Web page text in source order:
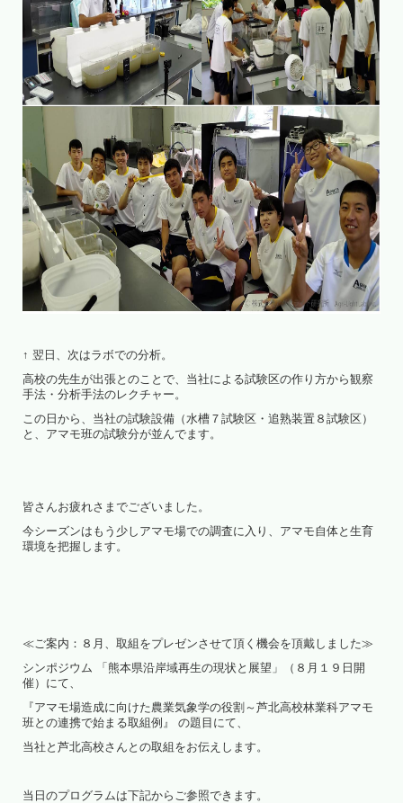
↑ 翌日、次はラボでの分析。
高校の先生が出張とのことで、当社による試験区の作り方から観察
手法・分析手法のレクチャー。
この日から、当社の試験設備（水槽７試験区・追熟装置８試験区）
と、アマモ班の試験分が並んでます。
皆さんお疲れさまでございました。
今シーズンはもう少しアマモ場での調査に入り、アマモ自体と生育
環境を把握します。
≪ご案内：８月、取組をプレゼンさせて頂く機会を頂戴しました≫
シンポジウム 「熊本県沿岸域再生の現状と展望」（８月１９日開
催）にて、
『アマモ場造成に向けた農業気象学の役割～芦北高校林業科アマモ
班との連携で始まる取組例』 の題目にて、
当社と芦北高校さんとの取組をお伝えします。
当日のプログラムは下記からご参照できます。